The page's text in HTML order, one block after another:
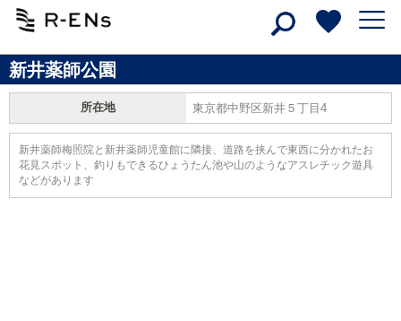
新井薬師公園
所在地 東京都中野区新井５丁目4
新井薬師梅照院と新井薬師児童館に隣接、道路を挟んで東西に分かれたお
花見スポット、釣りもできるひょうたん池や山のようなアスレチック遊具
などがあります